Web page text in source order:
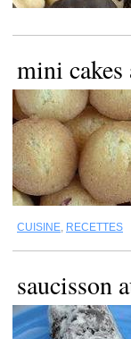
mini cakes
CUISINE, RECETTES
saucisson